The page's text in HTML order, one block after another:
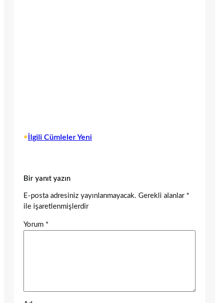
• İlgili Cümleler Yeni
Bir yanıt yazın
E-posta adresiniz yayınlanmayacak. Gerekli alanlar *
ile işaretlenmişlerdir
Yorum *